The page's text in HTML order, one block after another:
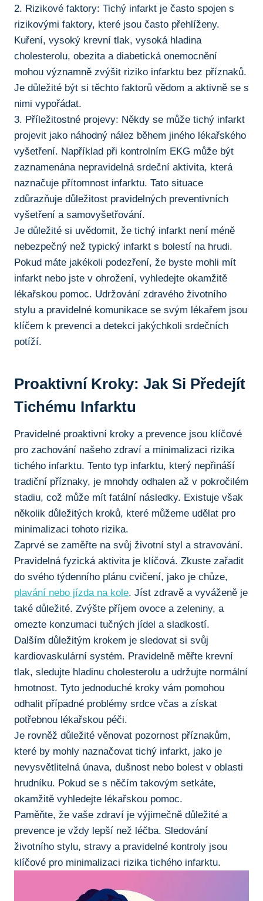
2. Rizikové faktory: Tichý infarkt‍ je⁢ často spojen s
rizikovými faktory, které jsou ​často⁤ přehlíženy.
Kuření, vysoký krevní tlak,‌ vysoká ​hladina⁢
cholesterolu, obezita a diabetická onemocnění
mohou významně ‌zvýšit riziko infarktu bez příznaků.
Je⁣ důležité být si těchto faktorů vědom a aktivně se s
nimi vypořádat.
3. Příležitostné projevy: Někdy se může tichý infarkt
projevit jako náhodný nález během jiného lékařského
vyšetření. Například při kontrolním EKG může být
zaznamenána nepravidelná srdeční aktivita, která
naznačuje přítomnost infarktu.​ Tato situace
zdůrazňuje důležitost pravidelných preventivních
vyšetření⁢ a samovyšetřování.
Je důležité si uvědomit, že tichý infarkt není méně
‍nebezpečný než typický infarkt s ​bolestí na hrudi.
Pokud máte jakékoli podezření, že⁤ byste mohli mít
infarkt nebo jste v ohrožení, vyhledejte okamžitě
lékařskou pomoc. Udržování zdravého životního
stylu⁢ a pravidelné komunikace se svým lékařem jsou
klíčem k prevenci a detekci jakýchkoli srdečních
potíží.
Proaktivní Kroky: Jak Si Předejít
Tichému Infarktu
Pravidelné proaktivní kroky a ​prevence jsou klíčové
pro zachování našeho zdraví a minimalizaci​ rizika
tichého infarktu. Tento​ typ infarktu, který nepřináší
tradiční příznaky, je mnohdy odhalen až v pokročilém
stadiu, což může mít fatální následky. Existuje však
několik důležitých kroků, které můžeme udělat pro
minimalizaci tohoto rizika.
Zaprvé se zaměřte na svůj životní styl a stravování.⁣
Pravidelná fyzická aktivita je klíčová.‍ Zkuste zařadit
do⁢ svého týdenního plánu cvičení, jako je chůze,
plavání nebo jízda na kole. Jíst zdravě a vyváženě je
také důležité. Zvýšte příjem ovoce a zeleniny, a
omezte konzumaci ​tučných jídel a sladkostí.
Dalším důležitým krokem je sledovat​ si svůj
kardiovaskulární systém. Pravidelně měřte krevní
tlak, sledujte hladinu cholesterolu a udržujte ⁣normální
hmotnost. Tyto jednoduché ‍kroky vám pomohou
odhalit případné problémy srdce včas a získat
potřebnou lékařskou péči.
Je rovněž důležité věnovat⁤ pozornost příznakům,
které by mohly naznačovat tichý infarkt, jako je
nevysvětlitelná únava, dušnost nebo bolest v oblasti
hrudníku. Pokud se s něčím⁣ takovým setkáte,
okamžitě vyhledejte lékařskou pomoc.
Paměňte, že vaše zdraví je výjimečně důležité a
prevence je vždy lepší než léčba. ⁤Sledování
životního stylu, stravy a pravidelné kontroly jsou
klíčové pro minimalizaci rizika ‍tichého ‌infarktu.